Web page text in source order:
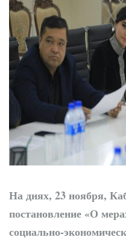
На днях, 23 ноября,
постановление «О
социально-